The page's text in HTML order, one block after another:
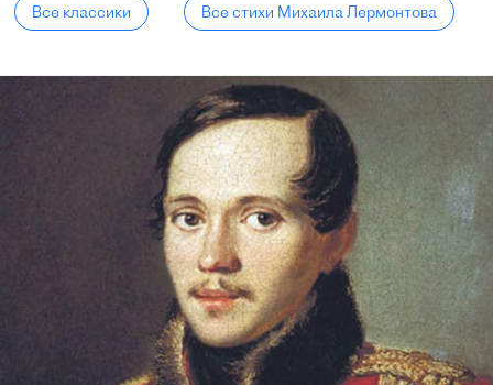
Все классики Все стихи Михаила Лермонтова